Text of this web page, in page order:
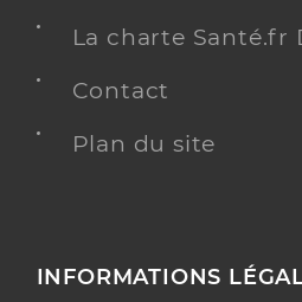
La charte Santé.fr
Contact
Plan du site
INFORMATIONS